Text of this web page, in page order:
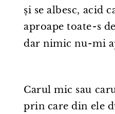
și se albesc, acid
aproape toate⁠-⁠s
dar nimic nu⁠-⁠mi
Carul mic sau
prin care din ele